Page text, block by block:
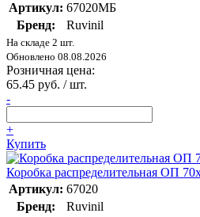
Артикул: 67020МБ
Бренд:
Ruvinil
На складе 2 шт.
Обновлено 08.08.2026
Розничная цена:
65.45 руб. / шт.
-
+
Купить
Коробка распределительная ОП
Артикул: 67020
Бренд:
Ruvinil